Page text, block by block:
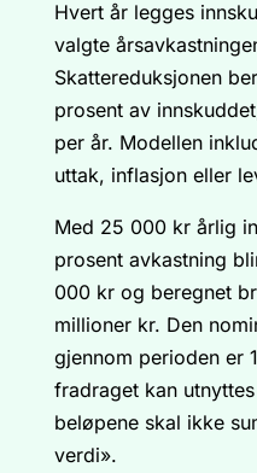
Hvert år legges
valgte
Skattereduksjonen
prosent av
per år. Modellen
uttak, inflasjon eller
Med 25 000 kr årlig
prosent avkastning
000 kr og beregnet
millioner kr. Den
gjennom perioden er
fradraget kan
beløpene skal ikke
verdi».